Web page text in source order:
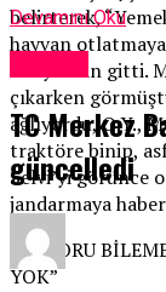
belirterek,
hayvan
üst yoldan gitti.
çıkarken
ağlıyordu, O.Y.,
traktöre binip,
Selvi’yi görünce
jandarmaya
“RAPORU
YOK”
Devamını Oku
TC Merkez
güncelledi